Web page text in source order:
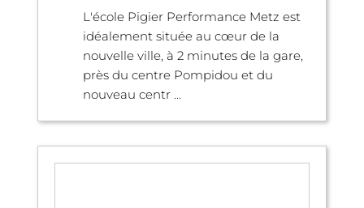
L'école Pigier Performance Metz est
idéalement située au cœur de la
nouvelle ville, à 2 minutes de la gare,
près du centre Pompidou et du
nouveau centr ...